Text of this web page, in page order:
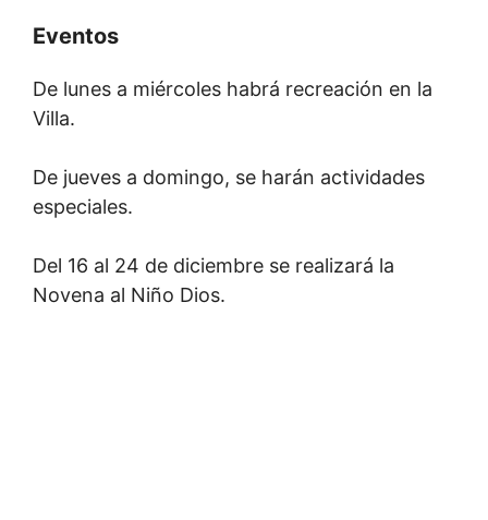
Eventos
De lunes a miércoles habrá recreación en la
Villa.
De jueves a domingo, se harán actividades
especiales.
Del 16 al 24 de diciembre se realizará la
Novena al Niño Dios.